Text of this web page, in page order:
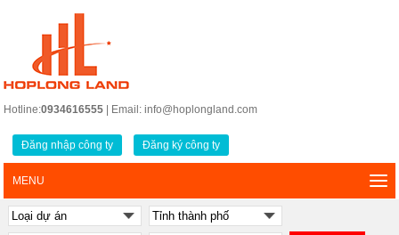
Hotline:0934616555 | Email: info@hoplongland.com
Đăng nhập công ty Đăng ký công ty
MENU